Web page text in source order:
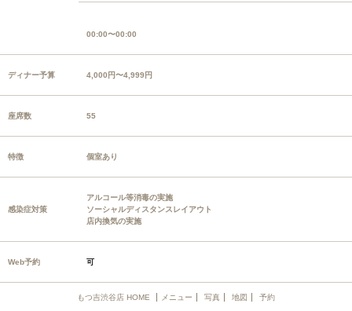
00:00〜00:00
ディナー予算 4,000円〜4,999円
座席数 55
特徴 個室あり
感染症対策
アルコール等消毒の実施
ソーシャルディスタンスレイアウト
店内換気の実施
Web予約 可
もつ吉渋谷店 HOME メニュー 写真 地図 予約